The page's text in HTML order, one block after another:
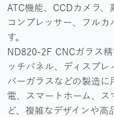
ATC機能、CCDカメラ、
コンプレッサー、フル
す。
ND820-2F CNCガラス
ッチパネル、ディスプ
バーガラスなどの製造に
電、スマートホーム、
ど、複雑なデザインや高